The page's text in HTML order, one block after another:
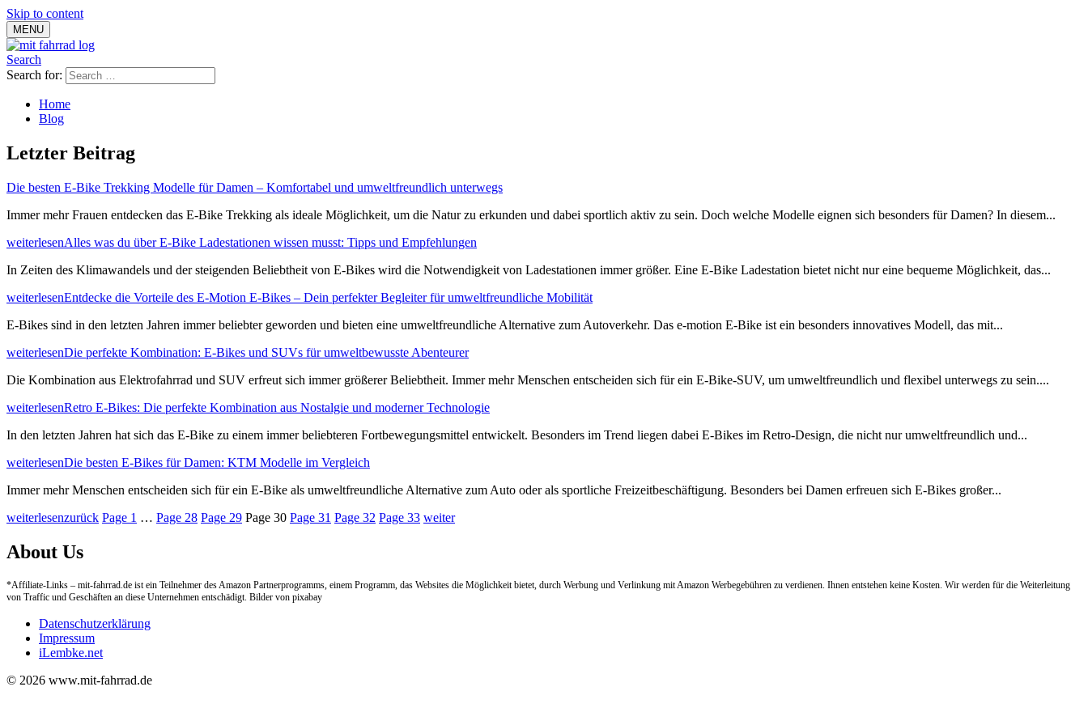
Skip to content
MENU
Search
Search for:
Home
Blog
Letzter Beitrag
Die besten E-Bike Trekking Modelle für Damen – Komfortabel und umweltfreundlich unterwegs
Immer mehr Frauen entdecken das E-Bike Trekking als ideale Möglichkeit, um die Natur zu erkunden und dabei sportlich aktiv zu sein. Doch welche Modelle eignen sich besonders für Damen? In diesem...
weiterlesenAlles was du über E-Bike Ladestationen wissen musst: Tipps und Empfehlungen
In Zeiten des Klimawandels und der steigenden Beliebtheit von E-Bikes wird die Notwendigkeit von Ladestationen immer größer. Eine E-Bike Ladestation bietet nicht nur eine bequeme Möglichkeit, das...
weiterlesenEntdecke die Vorteile des E-Motion E-Bikes – Dein perfekter Begleiter für umweltfreundliche Mobilität
E-Bikes sind in den letzten Jahren immer beliebter geworden und bieten eine umweltfreundliche Alternative zum Autoverkehr. Das e-motion E-Bike ist ein besonders innovatives Modell, das mit...
weiterlesenDie perfekte Kombination: E-Bikes und SUVs für umweltbewusste Abenteurer
Die Kombination aus Elektrofahrrad und SUV erfreut sich immer größerer Beliebtheit. Immer mehr Menschen entscheiden sich für ein E-Bike-SUV, um umweltfreundlich und flexibel unterwegs zu sein....
weiterlesenRetro E-Bikes: Die perfekte Kombination aus Nostalgie und moderner Technologie
In den letzten Jahren hat sich das E-Bike zu einem immer beliebteren Fortbewegungsmittel entwickelt. Besonders im Trend liegen dabei E-Bikes im Retro-Design, die nicht nur umweltfreundlich und...
weiterlesenDie besten E-Bikes für Damen: KTM Modelle im Vergleich
Immer mehr Menschen entscheiden sich für ein E-Bike als umweltfreundliche Alternative zum Auto oder als sportliche Freizeitbeschäftigung. Besonders bei Damen erfreuen sich E-Bikes großer...
weiterlesenzurück Page 1 … Page 28 Page 29 Page 30 Page 31 Page 32 Page 33 weiter
About Us
*Affiliate-Links – mit-fahrrad.de ist ein Teilnehmer des Amazon Partnerprogramms, einem Programm, das Websites die Möglichkeit bietet, durch Werbung und Verlinkung mit Amazon Werbegebühren zu verdienen. Ihnen entstehen keine Kosten. Wir werden für die Weiterleitung
von Traffic und Geschäften an diese Unternehmen entschädigt. Bilder von pixabay
Datenschutzerklärung
Impressum
iLembke.net
© 2026 www.mit-fahrrad.de